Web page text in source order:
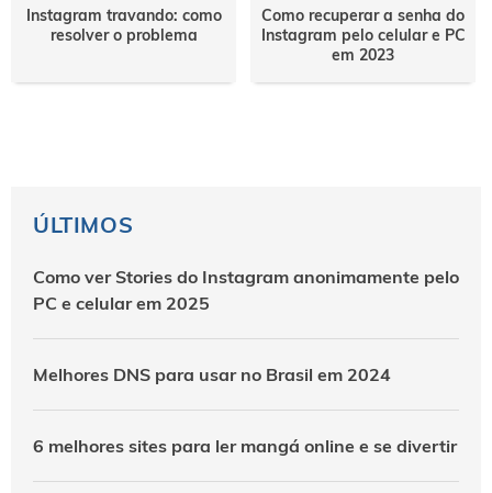
Instagram travando: como
resolver o problema
Como recuperar a senha do
Instagram pelo celular e PC
em 2023
ÚLTIMOS
Como ver Stories do Instagram anonimamente pelo
PC e celular em 2025
Melhores DNS para usar no Brasil em 2024
6 melhores sites para ler mangá online e se divertir